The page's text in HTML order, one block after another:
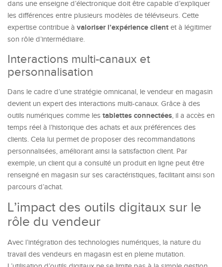
dans une enseigne d’électronique doit être capable d’expliquer
les différences entre plusieurs modèles de téléviseurs. Cette
expertise contribue à valoriser l’expérience client et à légitimer
son rôle d’intermédiaire.
Interactions multi-canaux et
personnalisation
Dans le cadre d’une stratégie omnicanal, le vendeur en magasin
devient un expert des interactions multi-canaux. Grâce à des
outils numériques comme les tablettes connectées, il a accès en
temps réel à l’historique des achats et aux préférences des
clients. Cela lui permet de proposer des recommandations
personnalisées, améliorant ainsi la satisfaction client. Par
exemple, un client qui a consulté un produit en ligne peut être
renseigné en magasin sur ses caractéristiques, facilitant ainsi son
parcours d’achat.
L’impact des outils digitaux sur le
rôle du vendeur
Avec l’intégration des technologies numériques, la nature du
travail des vendeurs en magasin est en pleine mutation.